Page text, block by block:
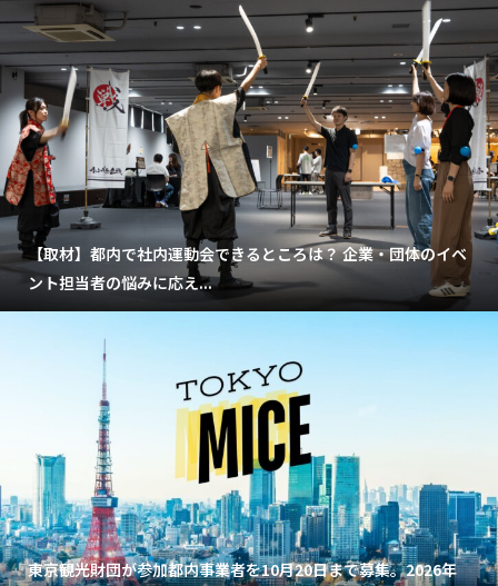
【取材】都内で社内運動会できるところは？ 企業・団体のイベ
ント担当者の悩みに応え...
東京観光財団が参加都内事業者を10月20日まで募集。2026年